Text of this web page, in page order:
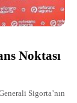
Noktası
Sigorta’nın